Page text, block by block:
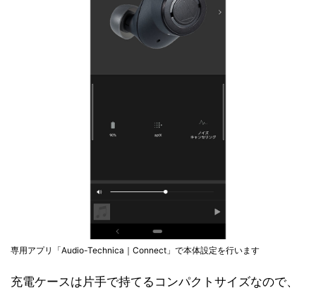
専用アプリ「Audio-Technica｜Connect」で本体設定を行います
充電ケースは片手で持てるコンパクトサイズなので、